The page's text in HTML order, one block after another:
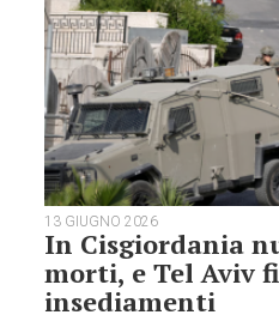
13 GIUGNO 2026
In Cisgiordania
morti, e Tel Aviv
insediamenti